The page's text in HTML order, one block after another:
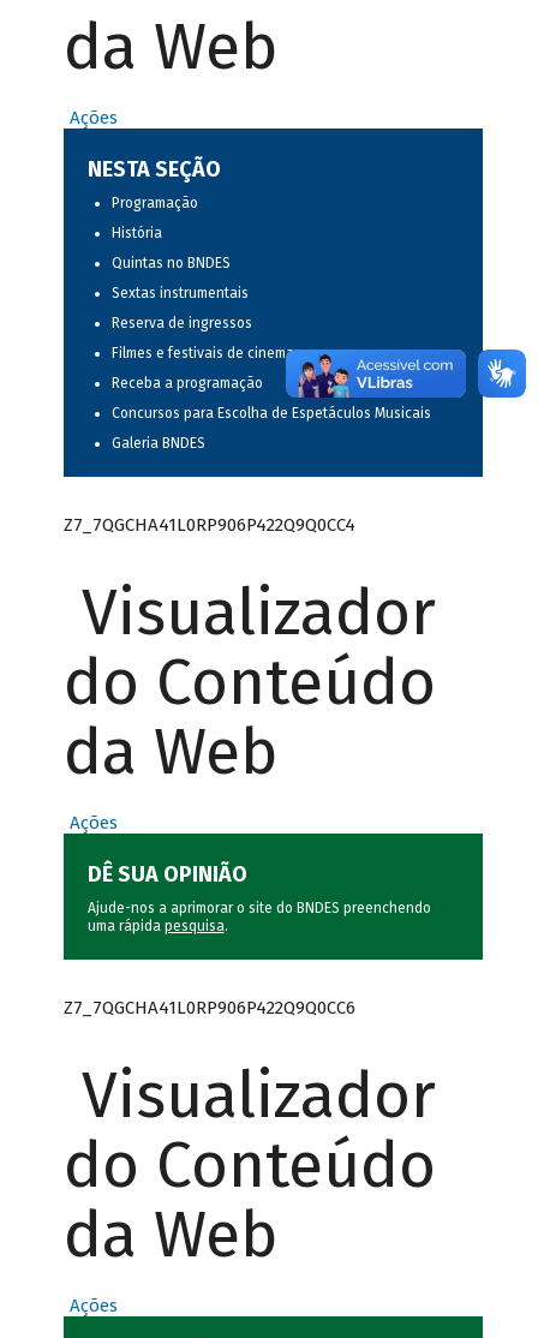
da Web
Ações
NESTA SEÇÃO
Programação
História
Quintas no BNDES
Sextas instrumentais
Reserva de ingressos
Filmes e festivais de cinema
Receba a programação
Concursos para Escolha de Espetáculos Musicais
Galeria BNDES
Z7_7QGCHA41L0RP906P422Q9Q0CC4
Visualizador
do Conteúdo
da Web
Ações
DÊ SUA OPINIÃO
Ajude-nos a aprimorar o site do BNDES preenchendo
uma rápida pesquisa.
Z7_7QGCHA41L0RP906P422Q9Q0CC6
Visualizador
do Conteúdo
da Web
Ações